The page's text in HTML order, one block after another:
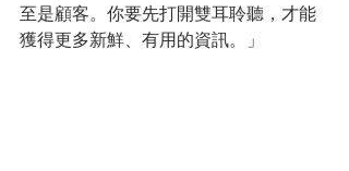
至是顧客。你要先打開雙耳聆聽，才能
獲得更多新鮮、有用的資訊。」